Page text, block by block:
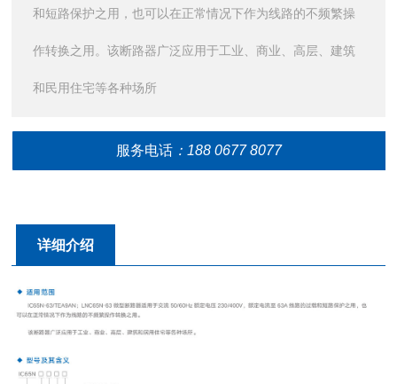
和短路保护之用，也可以在正常情况下作为线路的不频繁操
作转换之用。该断路器广泛应用于工业、商业、高层、建筑
和民用住宅等各种场所
服务电话 ：188 0677 8077
详细介绍